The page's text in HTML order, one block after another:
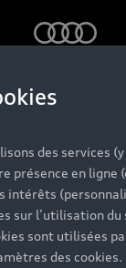
des services
présence en ligne
intérêts
sur l’utilisation du
sont utilisées
des cookies.